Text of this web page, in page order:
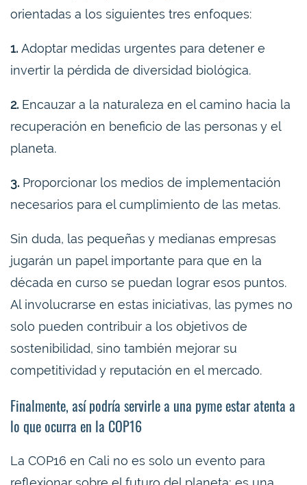
orientadas a los siguientes tres enfoques:
1. Adoptar medidas urgentes para detener e
invertir la pérdida de diversidad biológica.
2. Encauzar a la naturaleza en el camino hacia la
recuperación en beneficio de las personas y el
planeta.
3. Proporcionar los medios de implementación
necesarios para el cumplimiento de las metas.
Sin duda, las pequeñas y medianas empresas
jugarán un papel importante para que en la
década en curso se puedan lograr esos puntos.
Al involucrarse en estas iniciativas, las pymes no
solo pueden contribuir a los objetivos de
sostenibilidad, sino también mejorar su
competitividad y reputación en el mercado.
Finalmente, así podría servirle a una pyme estar atenta a
lo que ocurra en la COP16
La COP16 en Cali no es solo un evento para